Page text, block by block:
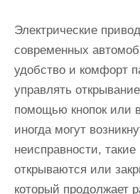
Электрические
современных
удобство и комфорт
управлять
помощью кнопок или
иногда могут
неисправности, такие
открываются или
который продолжает